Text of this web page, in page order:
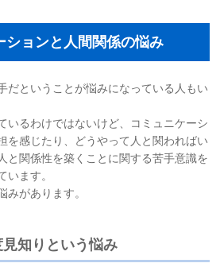
ションと人間関係の悩み
だということが悩みになっている人もい
いるわけではないけど、コミュニケーシ
を感じたり、どうやって人と関わればい
と関係性を築くことに関する苦手意識を
います。
みがあります。
知りという悩み